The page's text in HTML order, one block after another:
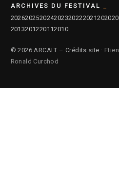
ARCHIVES DU FESTIVAL
2026202520242023202220212020
2013201220112010
© 2026 ARCALT – Crédits site :
Ronald Curchod